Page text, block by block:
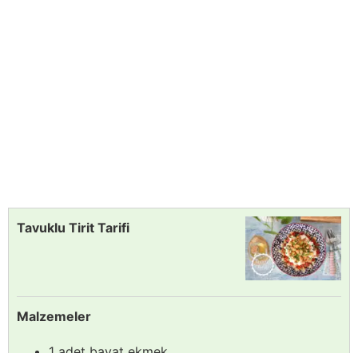
Tavuklu Tirit Tarifi
Malzemeler